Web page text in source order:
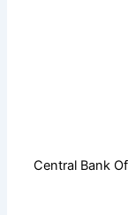
Central Bank